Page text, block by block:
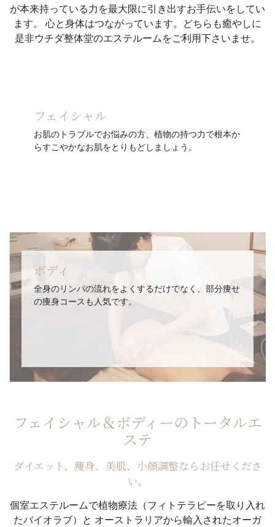
が本来持っている力を最大限に引き出すお手伝いをしてい
ます。
心と身体はつながっています。どちらも癒やしに
是非ウチダ整体堂のエステルームをご利用下さいませ。
フェイシャル
お肌のトラブルでお悩みの方、植物の持つ力で根本か
らすこやかなお肌をとりもどしましょう。
ボディ
全身のリンパの流れをよくするだけでなく、部分痩せ
の痩身コースも人気です。
フェイシャル＆ボディーのトータルエ
ステ
ダイエット、痩身、美肌、小顔調整ならお任せくださ
い。
個室エステルームで植物療法（フィトテラピーを取り入れ
たバイオラブ）と オーストラリアから輸入されたオーガ